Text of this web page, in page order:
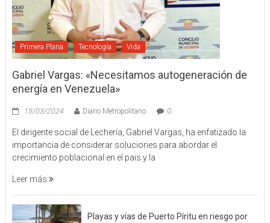
Primera Plana Tecnología Vida
Gabriel Vargas: «Necesitamos autogeneración de
energía en Venezuela»
15/03/2024 Diario Metropolitano 0
El dirigente social de Lechería, Gabriel Vargas, ha enfatizado la
importancia de considerar soluciones para abordar el
crecimiento poblacional en el pais y la
Leer más
Playas y vías de Puerto Píritu en riesgo por